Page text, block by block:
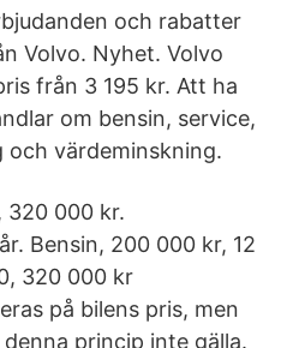
och rabatter
Volvo. Nyhet. Volvo
från 3 195 kr. Att ha
om bensin, service,
värdeminskning.
320 000 kr.
Bensin, 200 000 kr, 12
320 000 kr
på bilens pris, men
princip inte gälla.